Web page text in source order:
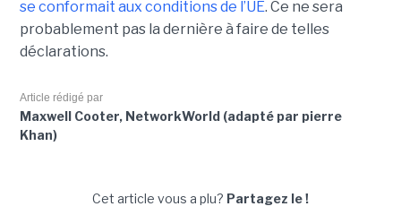
se conformait aux conditions de l’UE. Ce ne sera
probablement pas la dernière à faire de telles
déclarations.
Article rédigé par
Maxwell Cooter, NetworkWorld (adapté par pierre
Khan)
Cet article vous a plu? Partagez le !